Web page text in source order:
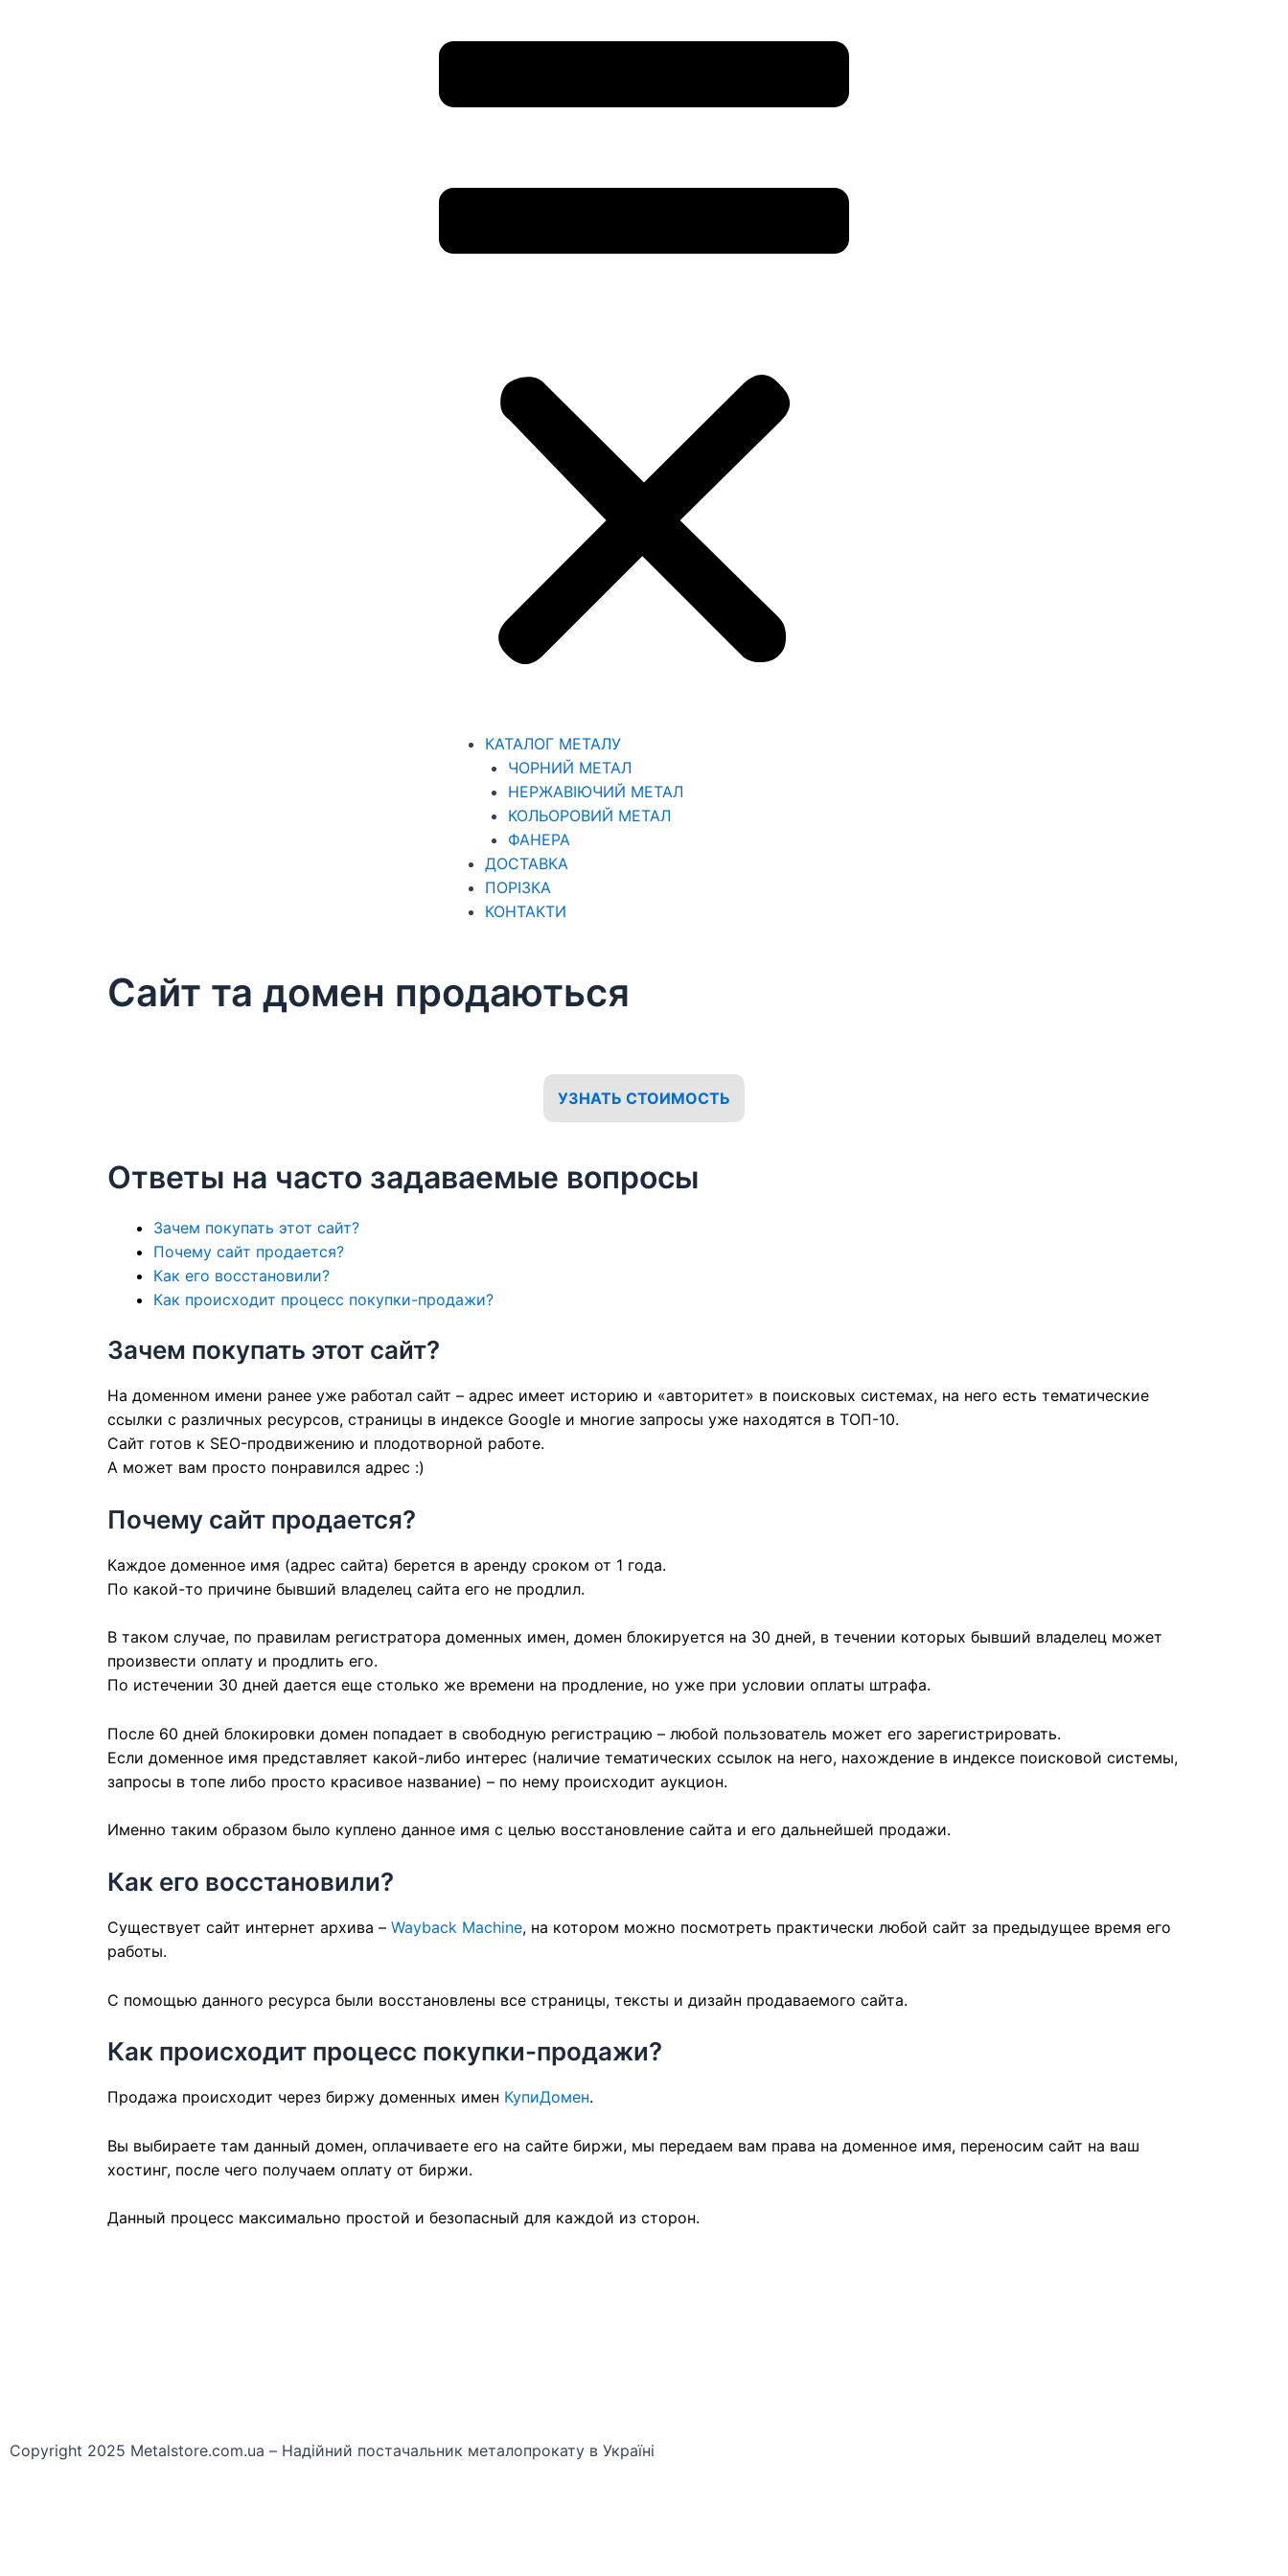
КАТАЛОГ МЕТАЛУ
ЧОРНИЙ МЕТАЛ
НЕРЖАВІЮЧИЙ МЕТАЛ
КОЛЬОРОВИЙ МЕТАЛ
ФАНЕРА
ДОСТАВКА
ПОРІЗКА
КОНТАКТИ
Сайт та домен продаються
УЗНАТЬ СТОИМОСТЬ
Ответы на часто задаваемые вопросы
Зачем покупать этот сайт?
Почему сайт продается?
Как его восстановили?
Как происходит процесс покупки-продажи?
Зачем покупать этот сайт?
На доменном имени ранее уже работал сайт – адрес имеет историю и «авторитет» в поисковых системах, на него есть тематические
ссылки с различных ресурсов, страницы в индексе Google и многие запросы уже находятся в ТОП-10.
Сайт готов к SEO-продвижению и плодотворной работе.
А может вам просто понравился адрес :)
Почему сайт продается?
Каждое доменное имя (адрес сайта) берется в аренду сроком от 1 года.
По какой-то причине бывший владелец сайта его не продлил.
В таком случае, по правилам регистратора доменных имен, домен блокируется на 30 дней, в течении которых бывший владелец может
произвести оплату и продлить его.
По истечении 30 дней дается еще столько же времени на продление, но уже при условии оплаты штрафа.
После 60 дней блокировки домен попадает в свободную регистрацию – любой пользователь может его зарегистрировать.
Если доменное имя представляет какой-либо интерес (наличие тематических ссылок на него, нахождение в индексе поисковой системы,
запросы в топе либо просто красивое название) – по нему происходит аукцион.
Именно таким образом было куплено данное имя с целью восстановление сайта и его дальнейшей продажи.
Как его восстановили?
Существует сайт интернет архива – Wayback Machine, на котором можно посмотреть практически любой сайт за предыдущее время его
работы.
С помощью данного ресурса были восстановлены все страницы, тексты и дизайн продаваемого сайта.
Как происходит процесс покупки-продажи?
Продажа происходит через биржу доменных имен КупиДомен.
Вы выбираете там данный домен, оплачиваете его на сайте биржи, мы передаем вам права на доменное имя, переносим сайт на ваш
хостинг, после чего получаем оплату от биржи.
Данный процесс максимально простой и безопасный для каждой из сторон.
Copyright 2025 Metalstore.com.ua – Надійний постачальник металопрокату в Україні